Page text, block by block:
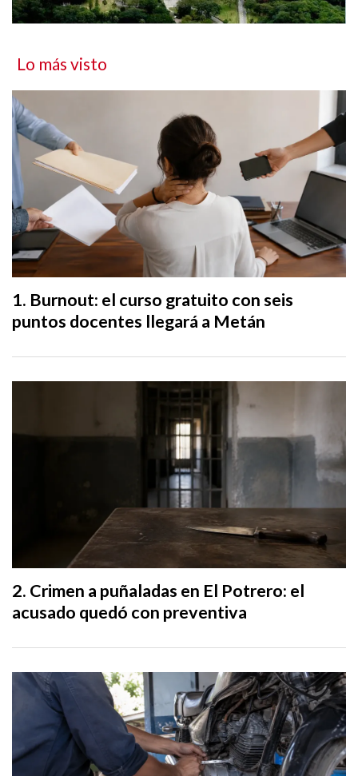
Lo más visto
Burnout: el curso gratuito con seis
puntos docentes llegará a Metán
Crimen a puñaladas en El Potrero: el
acusado quedó con preventiva